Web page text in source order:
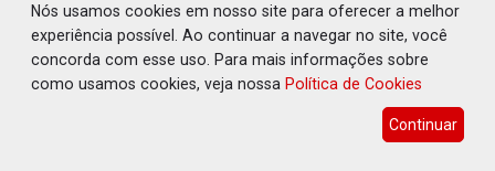
COVID E GRIPE: Mesmo com aumento de
Nós usamos cookies em nosso site para oferecer a melhor
experiência possível. Ao continuar a navegar no site, você
concorda com esse uso. Para mais informações sobre
como usamos cookies, veja nossa Política de Cookies
Continuar